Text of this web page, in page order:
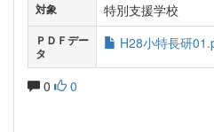
対象 特別支援学校
ＰＤＦデー
タ
H28小特長研
0 0